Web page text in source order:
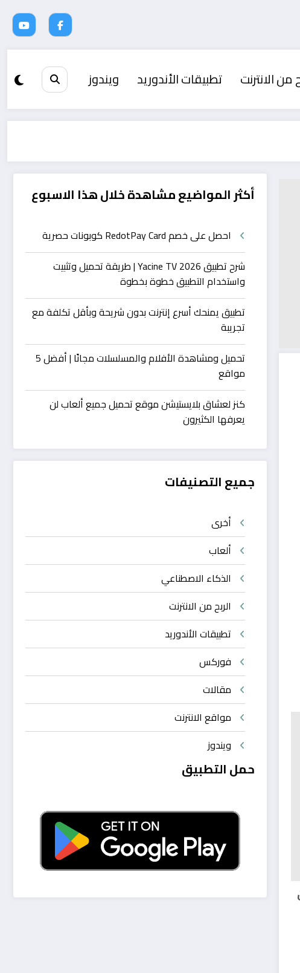
من الانترنت تطبيقات الأندوريد ويندوز
أكثر المواضيع مشاهدة خلال هذا الاسبوع
احصل على خصم RedotPay Card كوبونات حصرية
شرح تطبيق Yacine TV 2026 | طريقة تحميل وتثبيت
واستخدام التطبيق خطوة بخطوة
تطبيق يمنحك أسرع إنترنت بدون شريحة وبأقل تكلفة مع
تجريبة
تحميل ومشاهدة الأفلام والمسلسلات مجانًا | أفضل 5
مواقع
كنز لعشاق بلايستيشن موقع تحميل جميع ألعاب لن
يعرفها الكثيرون
جميع التصنيفات
أخرى
ألعاب
الذكاء الاصطناعي
الربح من الانترنت
تطبيقات الأندوريد
فوركس
مقالات
مواقع الانترنت
ويندوز
حمل التطبيق